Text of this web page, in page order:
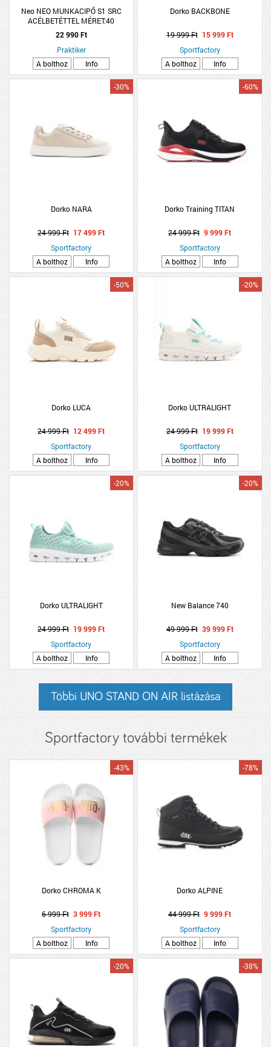
Neo NEO MUNKACIPŐ S1 SRC
ACÉLBETÉTTEL MÉRET:40
22 990 Ft
Praktiker
A bolthoz
Info
Dorko BACKBONE
19 999 Ft 15 999 Ft
Sportfactory
A bolthoz
Info
Dorko NARA
-30%
24 999 Ft 17 499 Ft
Sportfactory
A bolthoz
Info
Dorko Training TITAN
-60%
24 999 Ft 9 999 Ft
Sportfactory
A bolthoz
Info
Dorko LUCA
-50%
24 999 Ft 12 499 Ft
Sportfactory
A bolthoz
Info
Dorko ULTRALIGHT
-20%
24 999 Ft 19 999 Ft
Sportfactory
A bolthoz
Info
Dorko ULTRALIGHT
-20%
24 999 Ft 19 999 Ft
Sportfactory
A bolthoz
Info
New Balance 740
-20%
49 999 Ft 39 999 Ft
Sportfactory
A bolthoz
Info
Többi UNO STAND ON AIR listázása
Sportfactory további termékek
Dorko CHROMA K
-43%
6 999 Ft 3 999 Ft
Sportfactory
A bolthoz
Info
Dorko ALPINE
-78%
44 999 Ft 9 999 Ft
Sportfactory
A bolthoz
Info
-20% -38%